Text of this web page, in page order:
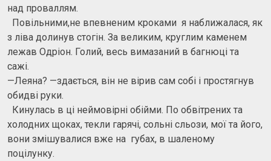
над проваллям.
Повільними,не впевненим кроками я наближалася, як
з ліва долинув стогін. За великим, круглим каменем
лежав Одріон. Голий, весь вимазаний в багнюці та
сажі.
—Леяна? —здається, він не вірив сам собі і простягнув
обидві руки.
Кинулась в ці неймовірні обійми. По обвітрених та
холодних щоках, текли гарячі, сольні сльози, мої та його,
вони змішувалися вже на губах, в шаленому
поцілунку.